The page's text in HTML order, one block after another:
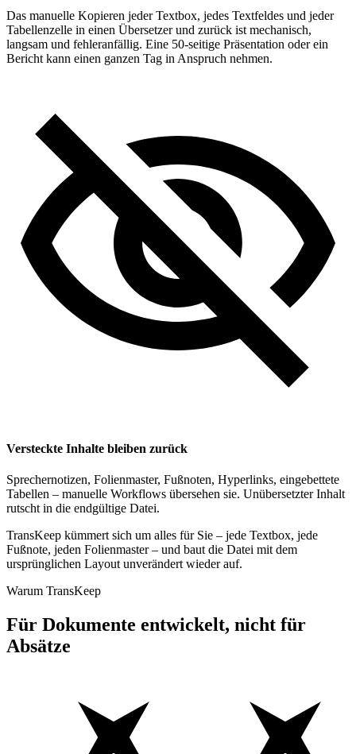
Das manuelle Kopieren jeder Textbox, jedes Textfeldes und jeder
Tabellenzelle in einen Übersetzer und zurück ist mechanisch,
langsam und fehleranfällig. Eine 50-seitige Präsentation oder ein
Bericht kann einen ganzen Tag in Anspruch nehmen.
Versteckte Inhalte bleiben zurück
Sprechernotizen, Folienmaster, Fußnoten, Hyperlinks, eingebettete
Tabellen – manuelle Workflows übersehen sie. Unübersetzter Inhalt
rutscht in die endgültige Datei.
TransKeep kümmert sich um alles für Sie – jede Textbox, jede
Fußnote, jeden Folienmaster – und baut die Datei mit dem
ursprünglichen Layout unverändert wieder auf.
Warum TransKeep
Für Dokumente entwickelt, nicht für
Absätze